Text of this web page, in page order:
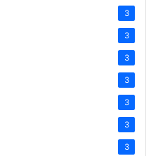
3
3
3
3
3
3
3